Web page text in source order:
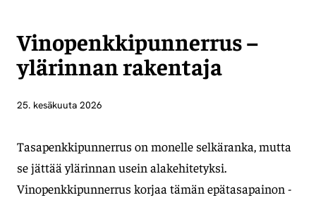
Vinopenkkipunnerrus –
ylärinnan rakentaja
25. kesäkuuta 2026
Tasapenkkipunnerrus on monelle selkäranka, mutta
se jättää ylärinnan usein alakehitetyksi.
Vinopenkkipunnerrus korjaa tämän epätasapainon -